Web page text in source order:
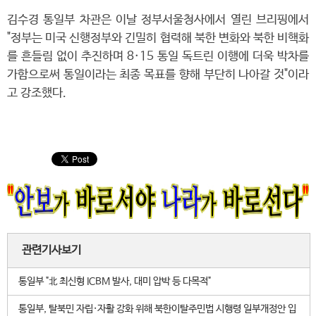
김수경 통일부 차관은 이날 정부서울청사에서 열린 브리핑에서
"정부는 미국 신행정부와 긴밀히 협력해 북한 변화와 북한 비핵화
를 흔들림 없이 추진하며 8·15 통일 독트린 이행에 더욱 박차를
가함으로써 통일이라는 최종 목표를 향해 부단히 나아갈 것"이라
고 강조했다.
관련기사보기
통일부 "北 최신형 ICBM 발사, 대미 압박 등 다목적"
통일부, 탈북민 자립·자활 강화 위해 북한이탈주민법 시행령 일부개정안 입